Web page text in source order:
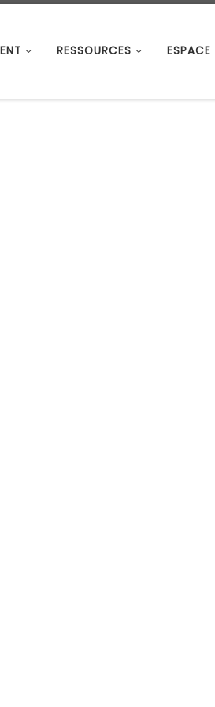
RESSOURCES ESPACE